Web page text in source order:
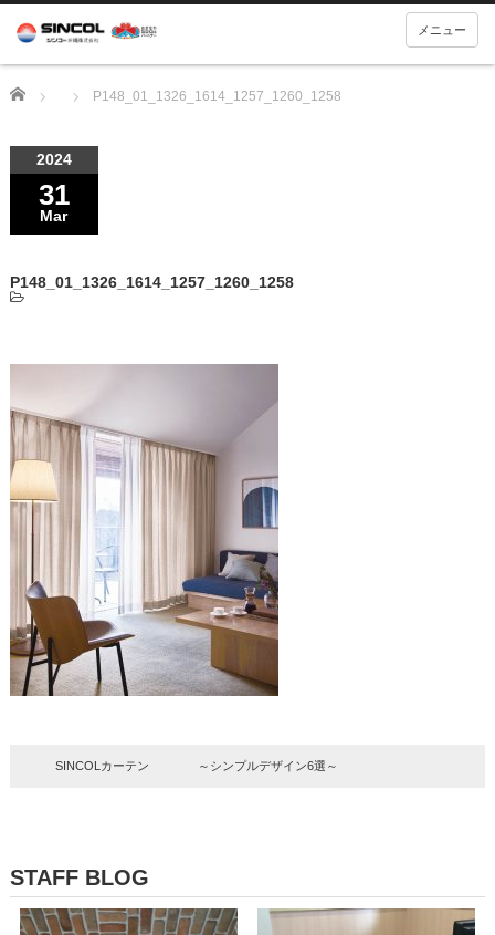
メニュー
Home P148_01_1326_1614_1257_1260_1258
2024
31
Mar
P148_01_1326_1614_1257_1260_1258
SINCOLカーテン ～シンプルデザイン6選～
STAFF BLOG